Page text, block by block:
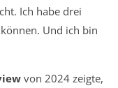
Ich habe drei
Und ich bin
von 2024 zeigte,